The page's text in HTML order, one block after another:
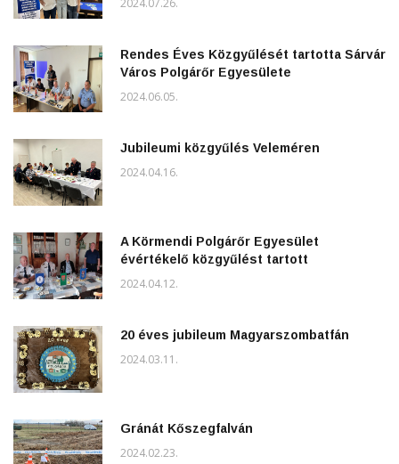
Rendes Éves Közgyűlését tartotta Sárvár
Város Polgárőr Egyesülete
2024.06.05.
Jubileumi közgyűlés Veleméren
2024.04.16.
A Körmendi Polgárőr Egyesület
évértékelő közgyűlést tartott
2024.04.12.
20 éves jubileum Magyarszombatfán
2024.03.11.
Gránát Kőszegfalván
2024.02.23.